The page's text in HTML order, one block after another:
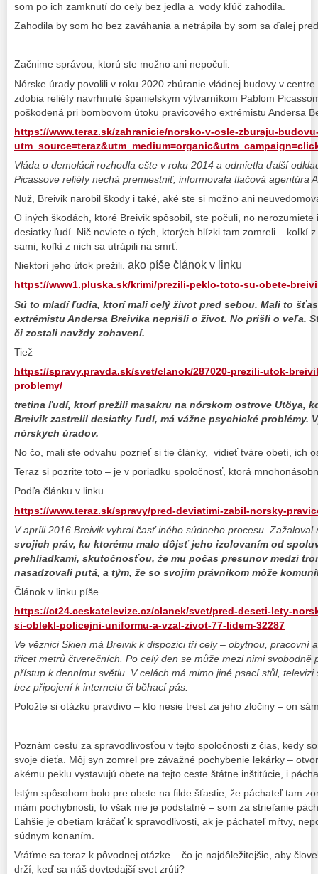
som po ich zamknutí do cely bez jedla a vody kľúč zahodila.
Zahodila by som ho bez zaváhania a netrápila by som sa ďalej
Začnime správou, ktorú ste možno ani nepočuli.
Nórske úrady povolili v roku 2020 zbúranie vládnej budovy v
zdobia reliéfy navrhnuté španielskym výtvarníkom Pablom
poškodená pri bombovom útoku pravicového extrémistu Andersa
https://www.teraz.sk/zahranicie/norsko-v-osle-zburaju-
Vláda o demolácii rozhodla ešte v roku 2014 a odmietla ďalší
Picassove reliéfy nechá premiestniť, informovala tlačová agentúra
Nuž, Breivik narobil škody i také, aké ste si možno ani
O iných škodách, ktoré Breivik spôsobil, ste počuli, no
desiatky ľudí. Nič neviete o tých, ktorých blízki tam zomreli – koľkí
sami, koľkí z nich sa utrápili na smrť.
Niektorí jeho útok prežili. ako píše článok v linku
https://www1.pluska.sk/krimi/prezili-peklo-toto-su-obete-
Sú to mladí ľudia, ktorí mali celý život pred sebou. Mali to
extrémistu Andersa Breivika neprišli o život. No prišli o veľa.
či zostali navždy zohavení.
Tiež
https://spravy.pravda.sk/svet/clanok/287020-prezili-utok-
problemy/
tretina ľudí, ktorí prežili masakru na nórskom ostrove Utöya,
Breivik zastrelil desiatky ľudí, má vážne psychické problémy.
nórskych úradov.
No čo, mali ste odvahu pozrieť si tie články, vidieť tváre obetí, ich
Teraz si pozrite toto – je v poriadku spoločnosť, ktorá
Podľa článku v linku
https://www.teraz.sk/spravy/pred-deviatimi-zabil-norsky-
V apríli 2016 Breivik vyhral časť iného súdneho procesu. Zažaloval
svojich práv, ku ktorému malo dôjsť jeho izolovaním od
prehliadkami, skutočnosťou, že mu počas presunov medzi
nasadzovali putá, a tým, že so svojím právnikom môže
Článok v linku píše
https://ct24.ceskatelevize.cz/clanek/svet/pred-deseti-lety-
si-oblekl-policejni-uniformu-a-vzal-zivot-77-lidem-32287
Ve věznici Skien má Breivik k dispozici tři cely – obytnou, pracovní
třicet metrů čtverečních. Po celý den se může mezi nimi svobodně
přístup k dennímu světlu. V celách má mimo jiné psací stůl,
bez připojení k internetu či běhací pás.
Položte si otázku pravdivo – kto nesie trest za jeho zločiny – on
Poznám cestu za spravodlivosťou v tejto spoločnosti z čias, kedy
svoje dieťa. Môj syn zomrel pre závažné pochybenie lekárky –
akému peklu vystavujú obete na tejto ceste štátne inštitúcie, i
Istým spôsobom bolo pre obete na filde šťastie, že páchateľ tam
mám pochybnosti, to však nie je podstatné – som za strieľanie
Ľahšie je obetiam kráčať k spravodlivosti, ak je páchateľ mŕtvy,
súdnym konaním.
Vráťme sa teraz k pôvodnej otázke – čo je najdôležitejšie, aby
drží, keď sa náš dovtedajší svet zrúti?